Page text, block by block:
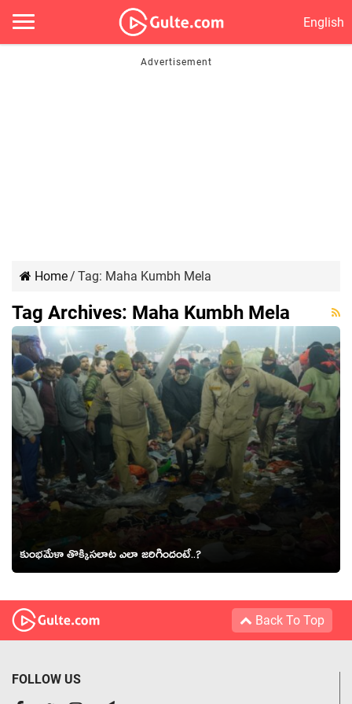
English
Home/ Tag: Maha Kumbh Mela
Tag Archives: Maha Kumbh Mela
కుంభమేళా తొక్కిసలాట ఎలా జరిగిందంటే..?
Back To Top
FOLLOW US